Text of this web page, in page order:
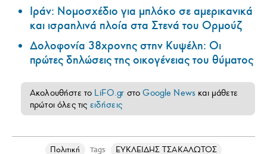
Ιράν: Νομοσχέδιο για μπλόκο σε αμερικανικά
και ισραηλινά πλοία στα Στενά του Ορμούζ
Δολοφονία 38χρονης στην Κυψέλη: Οι
πρώτες δηλώσεις της οικογένειας του θύματος
Ακολουθήστε το LiFO.gr στοGoogle News και μάθετε
πρώτοι όλες τις ειδήσεις
Πολιτική Tags
ΕΥΚΛΕΙΔΗΣ ΤΣΑΚΑΛΩΤΟΣ